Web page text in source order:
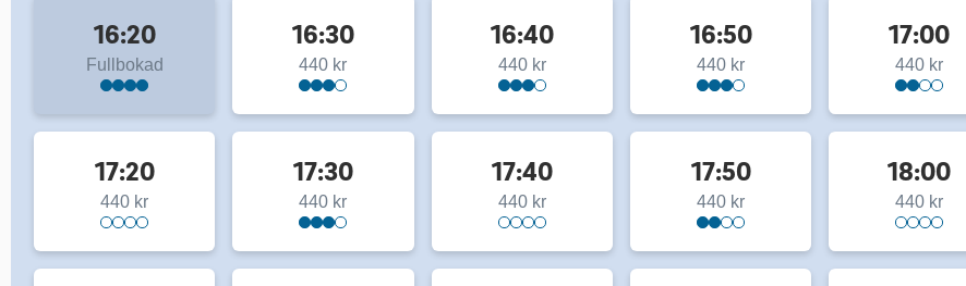
16:20
Fullbokad
16:30
440 kr
16:40
440 kr
16:50
440 kr
17:00
440 kr
17:20
440 kr
17:30
440 kr
17:40
440 kr
17:50
440 kr
18:00
440 kr